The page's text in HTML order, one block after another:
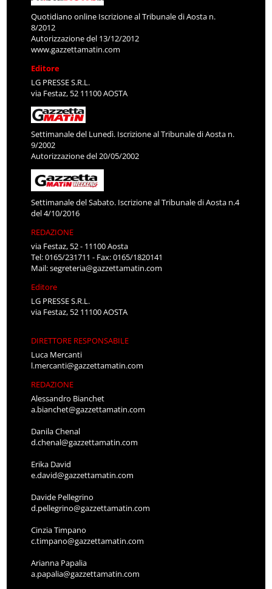
Quotidiano online Iscrizione al Tribunale di Aosta n.
8/2012
Autorizzazione del 13/12/2012
www.gazzettamatin.com
Editore
LG PRESSE S.R.L.
via Festaz, 52 11100 AOSTA
Settimanale del Lunedì. Iscrizione al Tribunale di Aosta n.
9/2002
Autorizzazione del 20/05/2002
Settimanale del Sabato. Iscrizione al Tribunale di Aosta n.4
del 4/10/2016
REDAZIONE
via Festaz, 52 - 11100 Aosta
Tel: 0165/231711 - Fax: 0165/1820141
Mail:segreteria@gazzettamatin.com
Editore
LG PRESSE S.R.L.
via Festaz, 52 11100 AOSTA
DIRETTORE RESPONSABILE
Luca Mercanti
l.mercanti@gazzettamatin.com
REDAZIONE
Alessandro Bianchet
a.bianchet@gazzettamatin.com
Danila Chenal
d.chenal@gazzettamatin.com
Erika David
e.david@gazzettamatin.com
Davide Pellegrino
d.pellegrino@gazzettamatin.com
Cinzia Timpano
c.timpano@gazzettamatin.com
Arianna Papalia
a.papalia@gazzettamatin.com